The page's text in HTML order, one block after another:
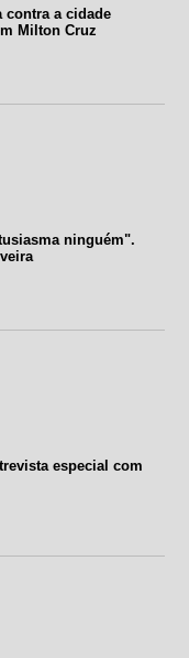
contra a cidade
Milton Cruz
ninguém".
especial com